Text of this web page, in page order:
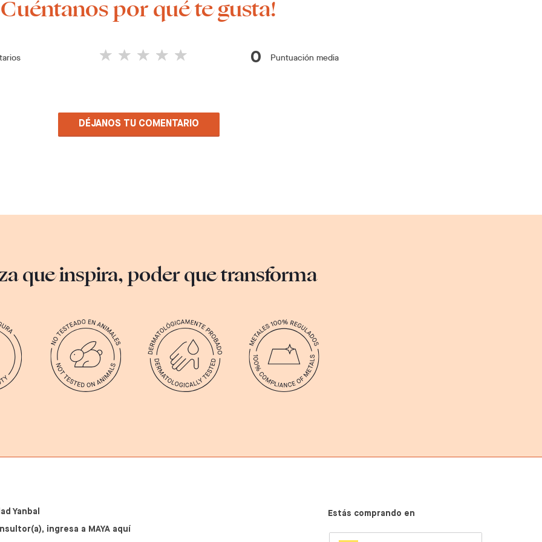
por qué te gusta!
0 Puntuación media
DÉJANOS TU COMENTARIO
que inspira, poder que transforma
Yanbal
ingresa a MAYA aquí
Estás comprando en
SELECT